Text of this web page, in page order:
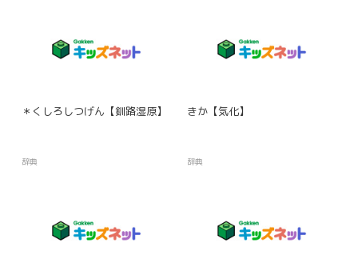
＊くしろしつげん【釧路湿原】
辞典
きか【気化】
辞典